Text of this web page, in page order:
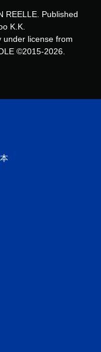
REELLE. Published
K.K.
under license from
©2015-2026.